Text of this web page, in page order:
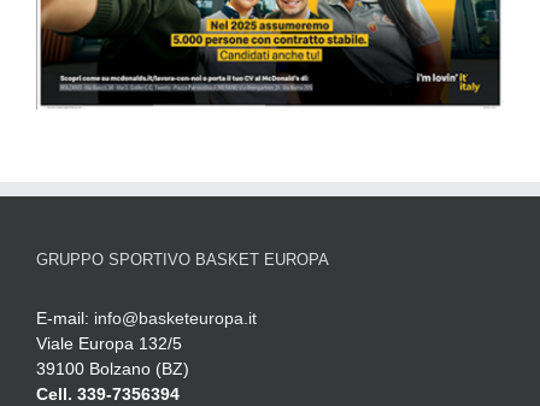
GRUPPO SPORTIVO BASKET EUROPA
E-mail: info@basketeuropa.it
Viale Europa 132/5
39100 Bolzano (BZ)
Cell. 339-7356394